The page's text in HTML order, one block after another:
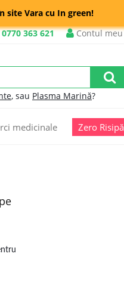
site Vara cu In green!
0770 363 621 Contul meu
, sau Plasma Marină?
medicinale Zero Risipă